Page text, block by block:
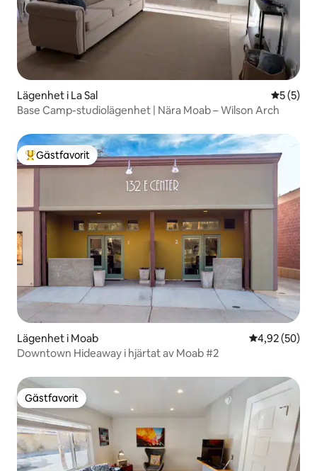
Lägenhet i La Sal 5 av 5 i
5 (5)
Base Camp-studiolägenhet | Nära Moab – Wilson Arch
Populär gästfavorit
Gästfavorit
Lägenhet i Moab 4,92 av 5 i
4,92 (50)
Downtown Hideaway i hjärtat av Moab #2
Gästfavorit
Gästfavorit